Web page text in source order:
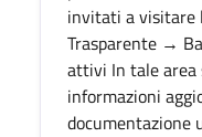
invitati a visitare
Trasparente →
attivi In tale
informazioni
documentazione